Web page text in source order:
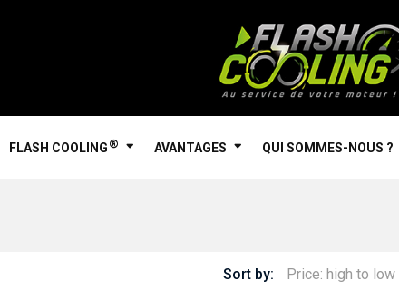
FLASH COOLING ® AVANTAGES QUI SOMMES-NOUS ?
Sort by: Price: high to low